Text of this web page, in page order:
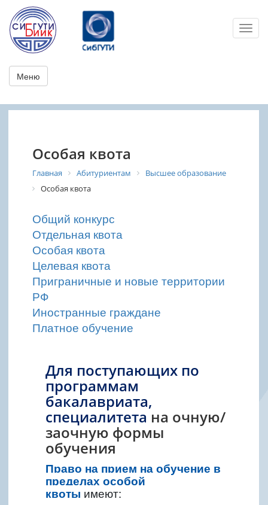
Меню
Особая квота
Главная Абитуриентам
Высшее образование
Особая квота
Общий конкурс
Отдельная квота
Особая квота
Целевая квота
Приграничные и новые территории
РФ
Иностранные граждане
Платное обучение
Для поступающих по
программам
бакалавриата,
специалитета на очную/
заочную формы
обучения
Право на прием на обучение в
пределах особой
квоты имеют: